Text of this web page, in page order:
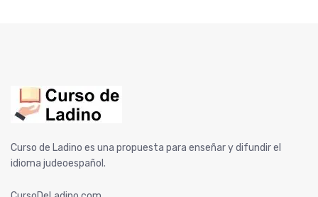
Curso de Ladino es una propuesta para enseñar y difundir el
idioma judeoespañol.